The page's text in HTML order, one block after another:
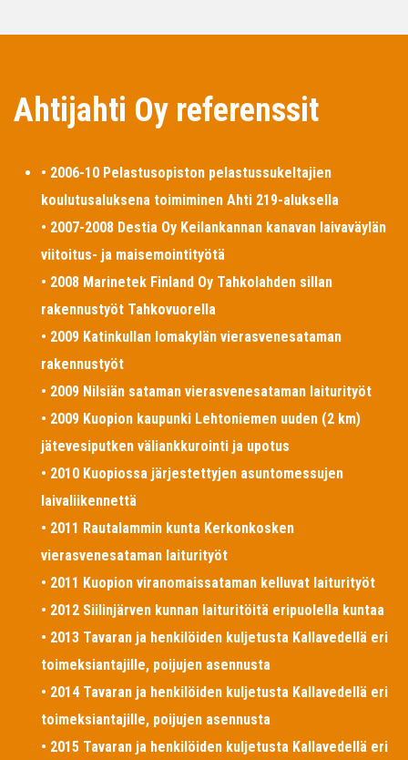
Ahtijahti Oy referenssit
• 2006-10 Pelastusopiston pelastussukeltajien
koulutusaluksena toimiminen Ahti 219-aluksella
• 2007-2008 Destia Oy Keilankannan kanavan laivaväylän
viitoitus- ja maisemointityötä
• 2008 Marinetek Finland Oy Tahkolahden sillan
rakennustyöt Tahkovuorella
• 2009 Katinkullan lomakylän vierasvenesataman
rakennustyöt
• 2009 Nilsiän sataman vierasvenesataman laiturityöt
• 2009 Kuopion kaupunki Lehtoniemen uuden (2 km)
jätevesiputken väliankkurointi ja upotus
• 2010 Kuopiossa järjestettyjen asuntomessujen
laivaliikennettä
• 2011 Rautalammin kunta Kerkonkosken
vierasvenesataman laiturityöt
• 2011 Kuopion viranomaissataman kelluvat laiturityöt
• 2012 Siilinjärven kunnan laituritöitä eripuolella kuntaa
• 2013 Tavaran ja henkilöiden kuljetusta Kallavedellä eri
toimeksiantajille, poijujen asennusta
• 2014 Tavaran ja henkilöiden kuljetusta Kallavedellä eri
toimeksiantajille, poijujen asennusta
• 2015 Tavaran ja henkilöiden kuljetusta Kallavedellä eri